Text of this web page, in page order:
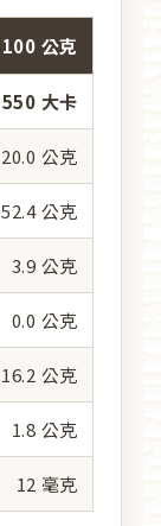
公克
550 大卡
20.0 公克
52.4 公克
3.9 公克
0.0 公克
16.2 公克
1.8 公克
12 毫克